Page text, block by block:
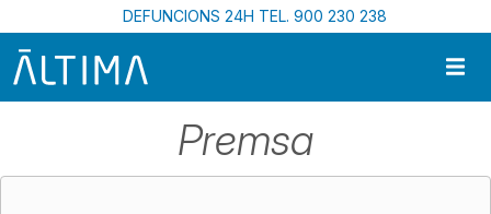
Vés al contingut
DEFUNCIONS 24H TEL. 900 230 238
Premsa